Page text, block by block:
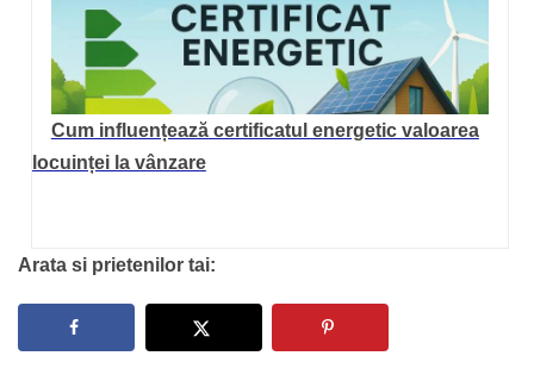
Cum influențează certificatul energetic valoarea
locuinței la vânzare
Arata si prietenilor tai: